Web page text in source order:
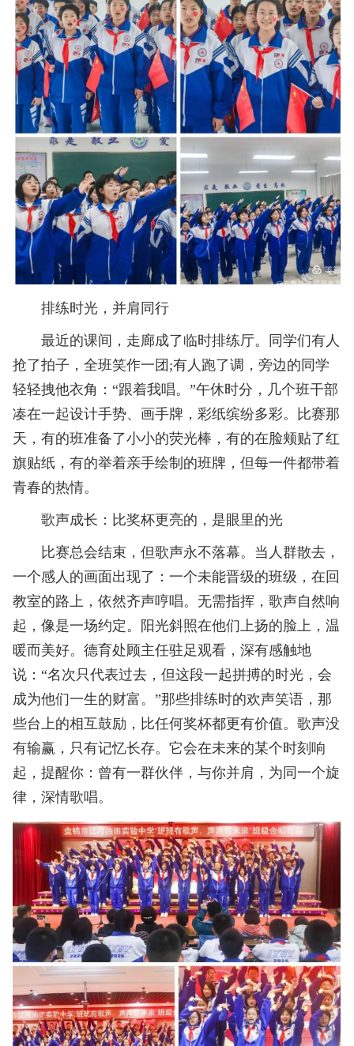
排练时光，并肩同行
最近的课间，走廊成了临时排练厅。同学们有人
抢了拍子，全班笑作一团;有人跑了调，旁边的同学
轻轻拽他衣角：“跟着我唱。”午休时分，几个班干部
凑在一起设计手势、画手牌，彩纸缤纷多彩。比赛那
天，有的班准备了小小的荧光棒，有的在脸颊贴了红
旗贴纸，有的举着亲手绘制的班牌，但每一件都带着
青春的热情。
歌声成长：比奖杯更亮的，是眼里的光
比赛总会结束，但歌声永不落幕。当人群散去，
一个感人的画面出现了：一个未能晋级的班级，在回
教室的路上，依然齐声哼唱。无需指挥，歌声自然响
起，像是一场约定。阳光斜照在他们上扬的脸上，温
暖而美好。德育处顾主任驻足观看，深有感触地
说：“名次只代表过去，但这段一起拼搏的时光，会
成为他们一生的财富。”那些排练时的欢声笑语，那
些台上的相互鼓励，比任何奖杯都更有价值。歌声没
有输赢，只有记忆长存。它会在未来的某个时刻响
起，提醒你：曾有一群伙伴，与你并肩，为同一个旋
律，深情歌唱。